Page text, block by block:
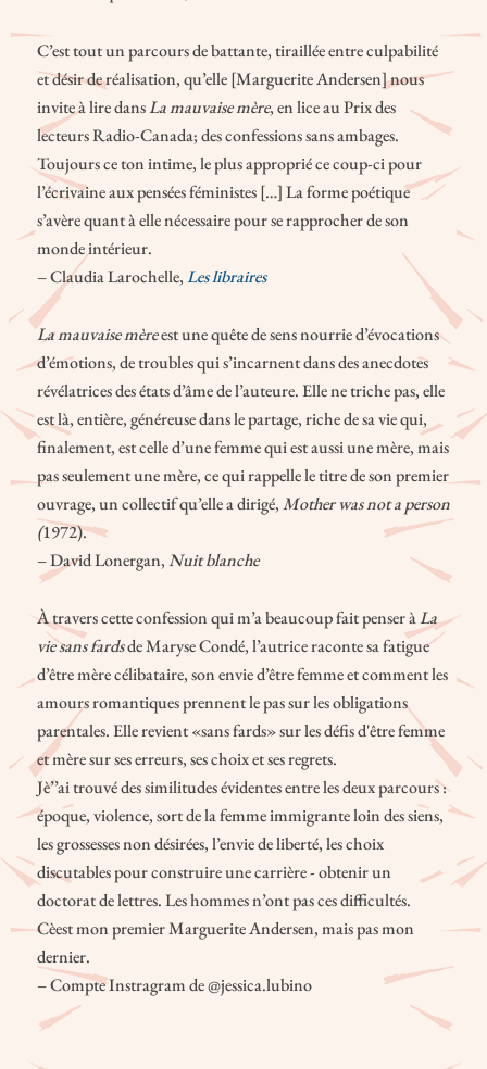
C’est tout un parcours de battante, tiraillée entre culpabilité
et désir de réalisation, qu’elle [Marguerite Andersen] nous
invite à lire dansLa mauvaise mère, en lice au Prix des
lecteurs Radio-Canada; des confessions sans ambages.
Toujours ce ton intime, le plus approprié ce coup-ci pour
l’écrivaine aux pensées féministes […] La forme poétique
s’avère quant à elle nécessaire pour se rapprocher de son
monde intérieur.
– Claudia Larochelle,Les libraires
La mauvaise mèreest une quête de sens nourrie d’évocations
d’émotions, de troubles qui s’incarnent dans des anecdotes
révélatrices des états d’âme de l’auteure. Elle ne triche pas, elle
est là, entière, généreuse dans le partage, riche de sa vie qui,
finalement, est celle d’une femme qui est aussi une mère, mais
pas seulement une mère, ce qui rappelle le titre de son premier
ouvrage, un collectif qu’elle a dirigé,Mother was not a person
(1972).
– David Lonergan,Nuit blanche
À travers cette confession qui m’a beaucoup fait penser àLa
vie sans fardsde Maryse Condé, l’autrice raconte sa fatigue
d’être mère célibataire, son envie d’être femme et comment les
amours romantiques prennent le pas sur les obligations
parentales. Elle revient «sans fards» sur les défis d'être femme
et mère sur ses erreurs, ses choix et ses regrets.
Jè’’ai trouvé des similitudes évidentes entre les deux parcours :
époque, violence, sort de la femme immigrante loin des siens,
les grossesses non désirées, l’envie de liberté, les choix
discutables pour construire une carrière - obtenir un
doctorat de lettres. Les hommes n’ont pas ces difficultés.
Cèest mon premier Marguerite Andersen, mais pas mon
dernier.
– Compte Instragram de @jessica.lubino